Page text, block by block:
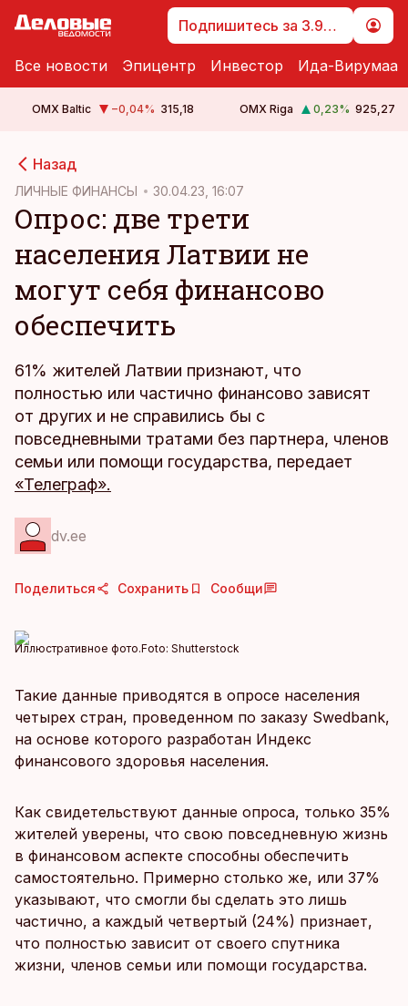
Подпишитесь за 3.99 €
Все новости Эпицентр Инвестор Ида-Вирумаа
OMX Baltic −0,04% 315,18 OMX Riga 0,23% 925,27
Назад
ЛИЧНЫЕ ФИНАНСЫ 30.04.23, 16:07
Опрос: две трети
населения Латвии не
могут себя финансово
обеспечить
61% жителей Латвии признают, что
полностью или частично финансово зависят
от других и не справились бы с
повседневными тратами без партнера, членов
семьи или помощи государства, передает
«Телеграф».
dv.ee
Поделиться Сохранить Сообщи
Иллюстративное фото.Foto: Shutterstock
Такие данные приводятся в опросе населения
четырех стран, проведенном по заказу Swedbank,
на основе которого разработан Индекс
финансового здоровья населения.
Как свидетельствуют данные опроса, только 35%
жителей уверены, что свою повседневную жизнь
в финансовом аспекте способны обеспечить
самостоятельно. Примерно столько же, или 37%
указывают, что смогли бы сделать это лишь
частично, а каждый четвертый (24%) признает,
что полностью зависит от своего спутника
жизни, членов семьи или помощи государства.